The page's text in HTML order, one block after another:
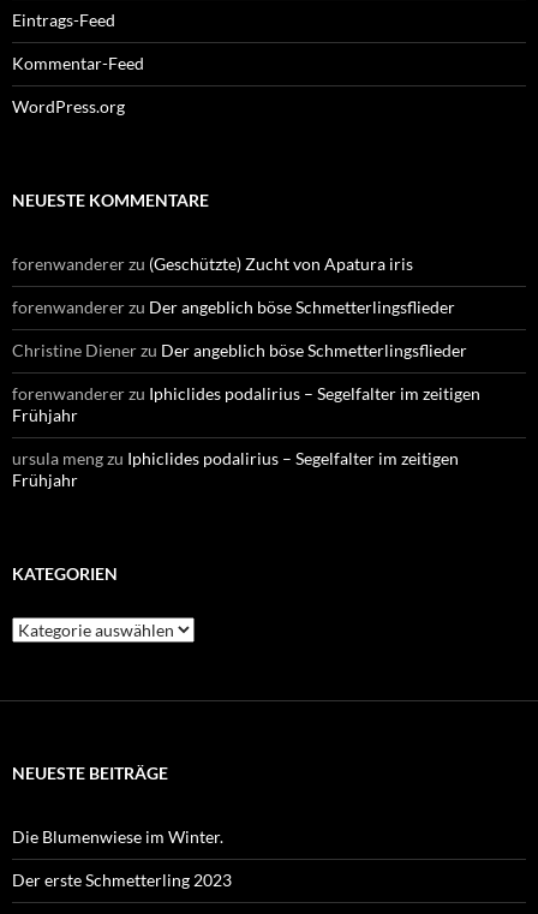
Eintrags-Feed
Kommentar-Feed
WordPress.org
NEUESTE KOMMENTARE
forenwandererzu (Geschützte) Zucht von Apatura iris
forenwandererzu Der angeblich böse Schmetterlingsflieder
Christine Dienerzu Der angeblich böse Schmetterlingsflieder
forenwandererzu Iphiclides podalirius – Segelfalter im zeitigen
Frühjahr
ursula mengzu Iphiclides podalirius – Segelfalter im zeitigen
Frühjahr
KATEGORIEN
Kategorien
NEUESTE BEITRÄGE
Die Blumenwiese im Winter.
Der erste Schmetterling 2023